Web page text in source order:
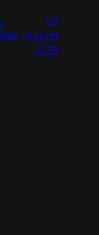
1st
August
2026